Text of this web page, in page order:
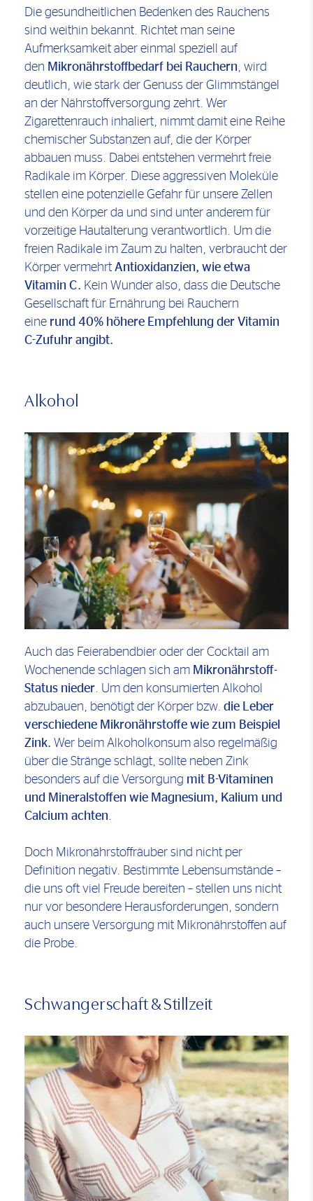
Die gesundheitlichen Bedenken des Rauchens
sind weithin bekannt. Richtet man seine
Aufmerksamkeit aber einmal speziell auf
den Mikronährstoffbedarf bei Rauchern , wird
deutlich, wie stark der Genuss der Glimmstängel
an der Nährstoffversorgung zehrt. Wer
Zigarettenrauch inhaliert, nimmt damit eine Reihe
chemischer Substanzen auf, die der Körper
abbauen muss. Dabei entstehen vermehrt freie
Radikale im Körper. Diese aggressiven Moleküle
stellen eine potenzielle Gefahr für unsere Zellen
und den Körper da und sind unter anderem für
vorzeitige Hautalterung verantwortlich. Um die
freien Radikale im Zaum zu halten, verbraucht der
Körper vermehrt Antioxidanzien, wie etwa
Vitamin C. Kein Wunder also, dass die Deutsche
Gesellschaft für Ernährung bei Rauchern
eine rund 40% höhere Empfehlung der Vitamin
C-Zufuhr angibt.
Alkohol
Auch das Feierabendbier oder der Cocktail am
Wochenende schlagen sich am Mikronährstoff-
Status nieder. Um den konsumierten Alkohol
abzubauen, benötigt der Körper bzw. die Leber
verschiedene Mikronährstoffe wie zum Beispiel
Zink. Wer beim Alkoholkonsum also regelmäßig
über die Stränge schlägt, sollte neben Zink
besonders auf die Versorgung mit B-Vitaminen
und Mineralstoffen wie Magnesium, Kalium und
Calcium achten.
Doch Mikronährstoffräuber sind nicht per
Definition negativ. Bestimmte Lebensumstände –
die uns oft viel Freude bereiten – stellen uns nicht
nur vor besondere Herausforderungen, sondern
auch unsere Versorgung mit Mikronährstoffen auf
die Probe.
Schwangerschaft & Stillzeit